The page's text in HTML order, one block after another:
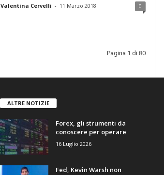
Valentina Cervelli - 11 Marzo 2018 0
Pagina 1 di 80
ALTRE NOTIZIE
Forex, gli strumenti da
conoscere per operare
16 Luglio 2026
Fed, Kevin Warsh non